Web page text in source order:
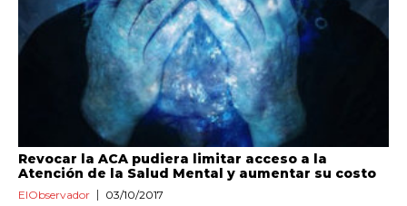
Revocar la ACA pudiera limitar acceso a la
Atención de la Salud Mental y aumentar su costo
ElObservador 03/10/2017